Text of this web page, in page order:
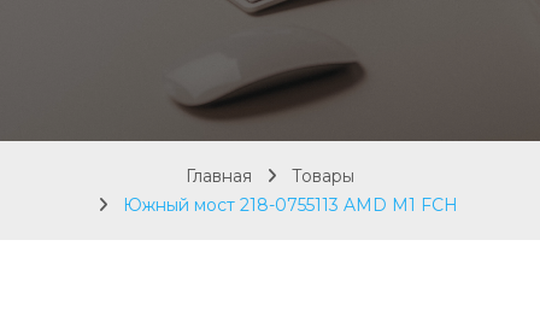
Главная
Товары
Южный мост 218-0755113 AMD M1 FCH